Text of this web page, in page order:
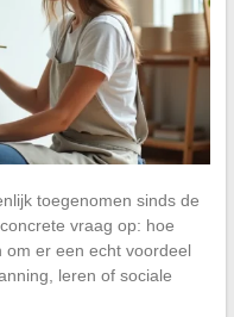
toegenomen sinds de
vraag op: hoe
om er een echt voordeel
leren of sociale